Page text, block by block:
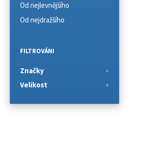
Od nejlevnějšího
Od nejdražšího
FILTROVÁNI
Značky
Velikost